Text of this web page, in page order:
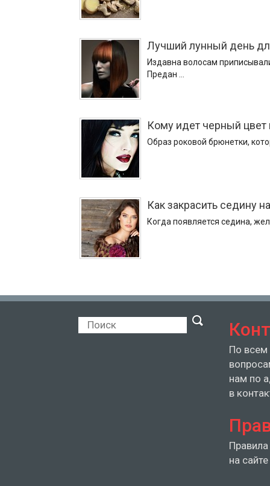
Лучший лунный день
Издавна волосам
Предан …
Кому идет черный цвет
Образ роковой брюнетки,
Как закрасить седину
Когда появляется седина,
По
нам по
в
на